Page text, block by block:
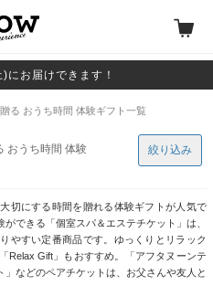
にお届けできます！
る おうち時間 体験ギフト一覧
おうち時間 体験
切にする時間を贈れる体験ギフトが人気で
できる「個室スパ＆エステチケット」は、
やすい定番商品です。ゆっくりとリラック
Relax Gift」もおすすめ。「アフタヌーンテ
などのペアチケットは、お父さんや友人と
絞り込み